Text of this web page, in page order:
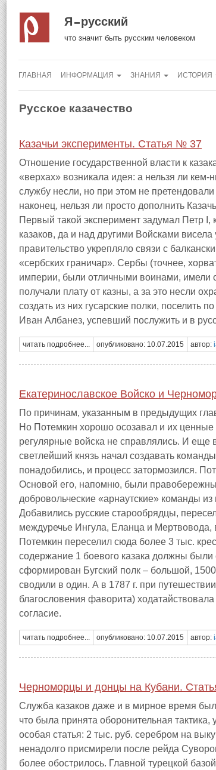
Я русский
что значит быть русским человеком
ГЛАВНАЯ ИНФОРМАЦИЯ ЗНАНИЯ ИСТОРИЯ
Русское казачество
Казачьи эксперименты. Статья № 37
Отношение государственной власти к
«верхах» возникала идея: а нельзя ли
службу несли, но при этом не
наконец, нельзя ли просто дополнить
Первый такой эксперимент задумал Петр I,
казаков, да и над другими Войсками
правительство укрепляло связи с
«сербских граничар». Сербы (точнее,
империи, были отличными воинами, имели
получали плату от казны, а за это несли
создать из них гусарские полки, поселить
Иван Албанез, успевший послужить и в
читать подробнее... опубликовано: 10.07.2015 автор:
Екатеринославское Войско и
По причинам, указанным в предыдущих
Но Потемкин хорошо осозавал и их ценные
регулярные войска не справлялись. И еще
светлейший князь начал создавать
понадобились, и процесс затормозился.
Основой его, напомню, были
добровольческие «арнаутские» команды
Добавились русские старообрядцы,
междуречье Ингула, Еланца и Мертвовода,
Потемкин переселил сюда более 3 тыс.
содержание 1 боевого казака должны были
сформирован Бугский полк – большой,
сводили в один. А в 1787 г. при
благословения фаворита)
согласие.
читать подробнее... опубликовано: 10.07.2015 автор:
Черноморцы и донцы на Кубани.
Служба казаков даже и в мирное время
что была принята оборонительная
особая статья: 2 тыс. руб. серебром на
ненадолго присмирели после рейда
более обострилось. Главной турецкой